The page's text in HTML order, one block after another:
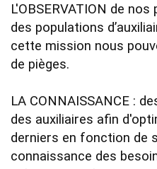
L'OBSERVATION de
des populations
cette mission nous
de pièges.
LA CONNAISSANCE :
des auxiliaires afin
derniers en fonction de
connaissance des